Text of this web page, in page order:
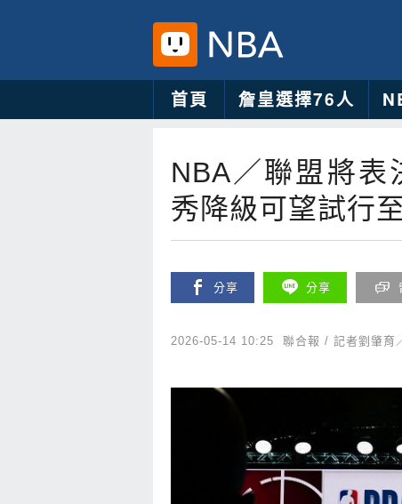
首頁 詹皇選擇76人
NBA／聯盟將
秀降級可望試行
分享 分享
2026-05-14 10:25 聯合報 / 記者劉肇育